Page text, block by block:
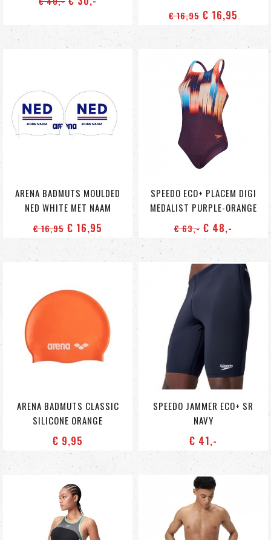
€ 16,95 € 16,95
ARENA BADMUTS MOULDED
NED WHITE MET NAAM
€ 16,95 € 16,95
SPEEDO ECO+ PLACEM DIGI
MEDALIST PURPLE-ORANGE
€ 63,- € 48,-
ARENA BADMUTS CLASSIC
SILICONE ORANGE
€ 9,95
SPEEDO JAMMER ECO+ SR
NAVY
€ 41,-